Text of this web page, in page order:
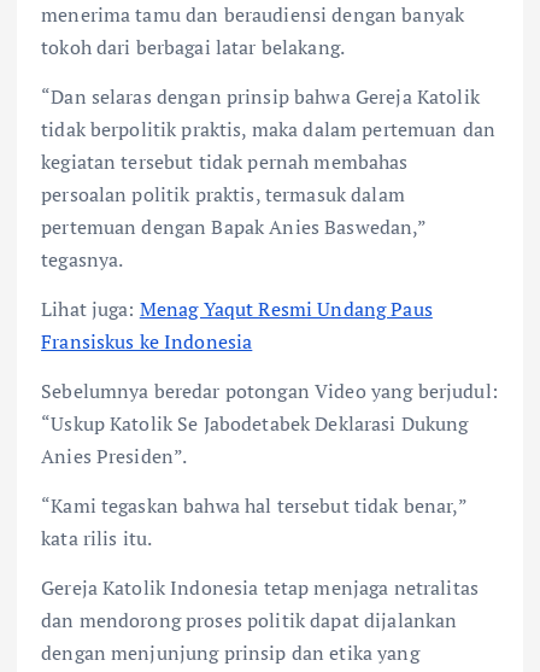
menerima tamu dan beraudiensi dengan banyak
tokoh dari berbagai latar belakang.
“Dan selaras dengan prinsip bahwa Gereja Katolik
tidak berpolitik praktis, maka dalam pertemuan dan
kegiatan tersebut tidak pernah membahas
persoalan politik praktis, termasuk dalam
pertemuan dengan Bapak Anies Baswedan,”
tegasnya.
Lihat juga: Menag Yaqut Resmi Undang Paus
Fransiskus ke Indonesia
Sebelumnya beredar potongan Video yang berjudul:
“Uskup Katolik Se Jabodetabek Deklarasi Dukung
Anies Presiden”.
“Kami tegaskan bahwa hal tersebut tidak benar,”
kata rilis itu.
Gereja Katolik Indonesia tetap menjaga netralitas
dan mendorong proses politik dapat dijalankan
dengan menjunjung prinsip dan etika yang